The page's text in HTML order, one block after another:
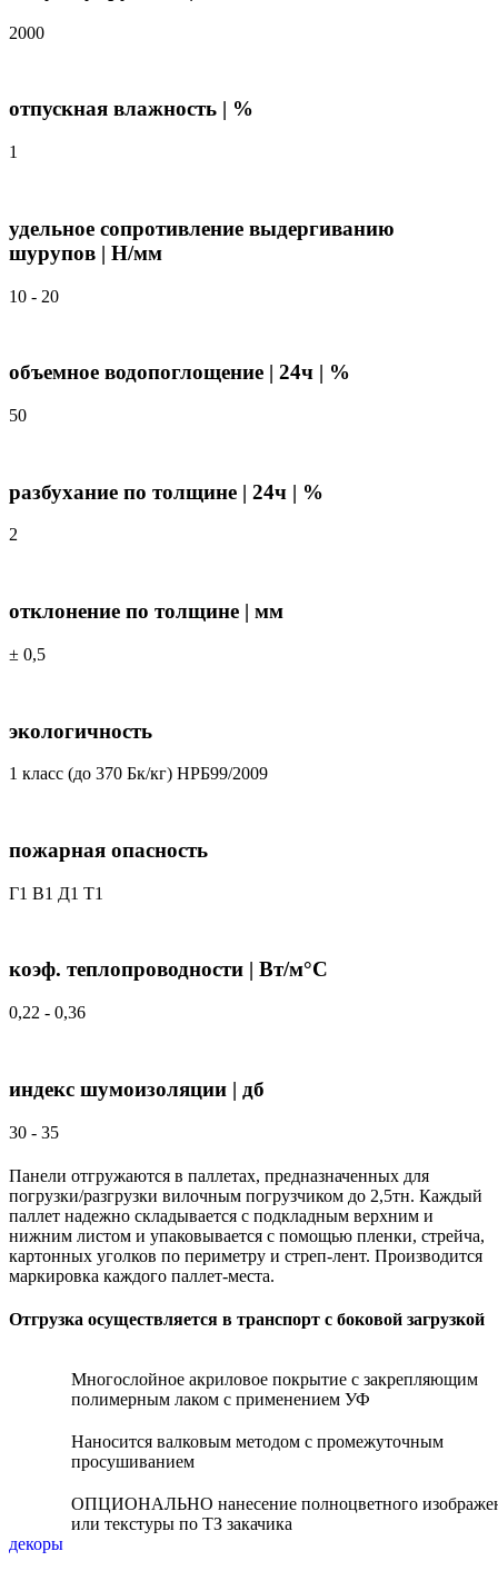
2000
отпускная влажность | %
1
удельное сопротивление выдергиванию
шурупов | Н/мм
10 - 20
объемное водопоглощение | 24ч | %
50
разбухание по толщине | 24ч | %
2
отклонение по толщине | мм
± 0,5
экологичность
1 класс (до 370 Бк/кг) НРБ99/2009
пожарная опасность
Г1 В1 Д1 Т1
коэф. теплопроводности | Вт/м°С
0,22 - 0,36
индекс шумоизоляции | дб
30 - 35
Панели отгружаются в паллетах, предназначенных для
погрузки/разгрузки вилочным погрузчиком до 2,5тн. Каждый
паллет надежно складывается с подкладным верхним и
нижним листом и упаковывается с помощью пленки, стрейча,
картонных уголков по периметру и стреп-лент. Производится
маркировка каждого паллет-места.
Отгрузка осуществляется в транспорт с боковой загрузкой
глянец
матовое
софтачМногослойное акриловое покрытие с закрепляющим
полимерным лаком с применением УФ
Наносится валковым методом с промежуточным
просушиванием
ОПЦИОНАЛЬНО нанесение полноцветного
или текстуры по ТЗ закачика
декоры